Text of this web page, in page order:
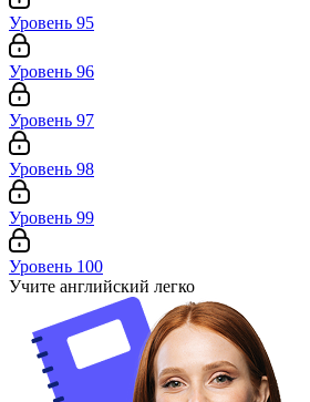
Уровень 95
Уровень 96
Уровень 97
Уровень 98
Уровень 99
Уровень 100
Учите английский легко